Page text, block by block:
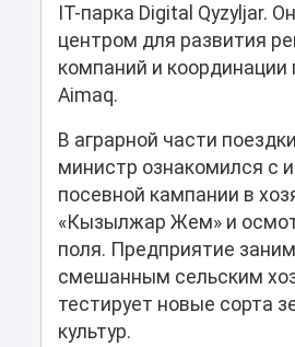
IT-парка Digital Qyzyljar.
центром для развития
компаний и координации
Aimaq.
В аграрной части
министр ознакомился с
посевной кампании в
«Кызылжар Жем» и
поля. Предприятие
смешанным сельским
тестирует новые сорта
культур.